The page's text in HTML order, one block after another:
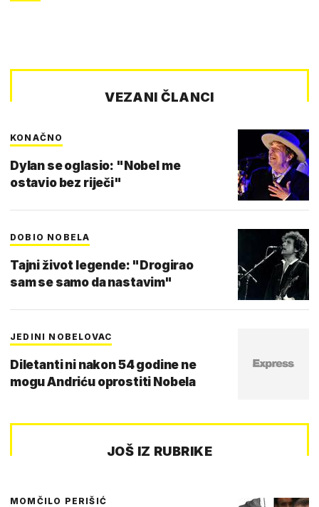
VEZANI ČLANCI
KONAČNO
Dylan se oglasio: "Nobel me
ostavio bez riječi"
DOBIO NOBELA
Tajni život legende: "Drogirao
sam se samo da nastavim"
JEDINI NOBELOVAC
Diletanti ni nakon 54 godine ne
mogu Andriću oprostiti Nobela
JOŠ IZ RUBRIKE
MOMČILO PERIŠIĆ